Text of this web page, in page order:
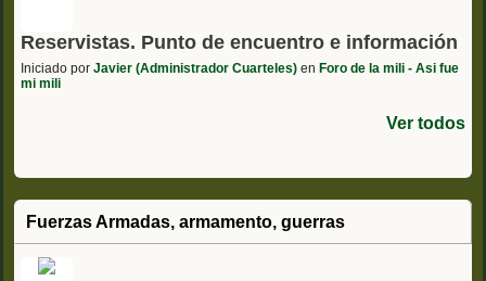
Reservistas. Punto de encuentro e información
Iniciado por Javier (Administrador Cuarteles) en Foro de la mili - Asi fue
mi mili
Ver todos
Fuerzas Armadas, armamento, guerras